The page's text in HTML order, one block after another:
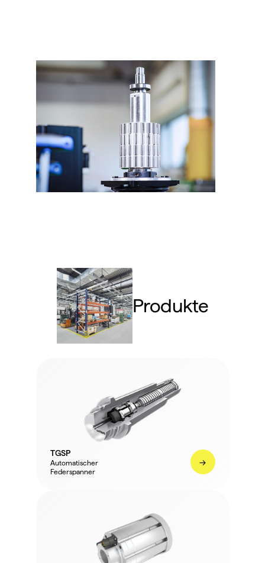
Produkte
TGSP
Automatischer
Federspanner
->